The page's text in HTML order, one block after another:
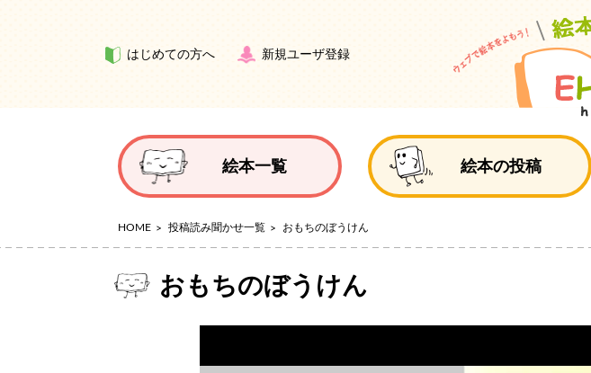
はじめての方へ 新規ユーザ登録
絵本一覧 絵本の投稿
HOME 投稿読み聞かせ一覧 おもちのぼうけん
おもちのぼうけん